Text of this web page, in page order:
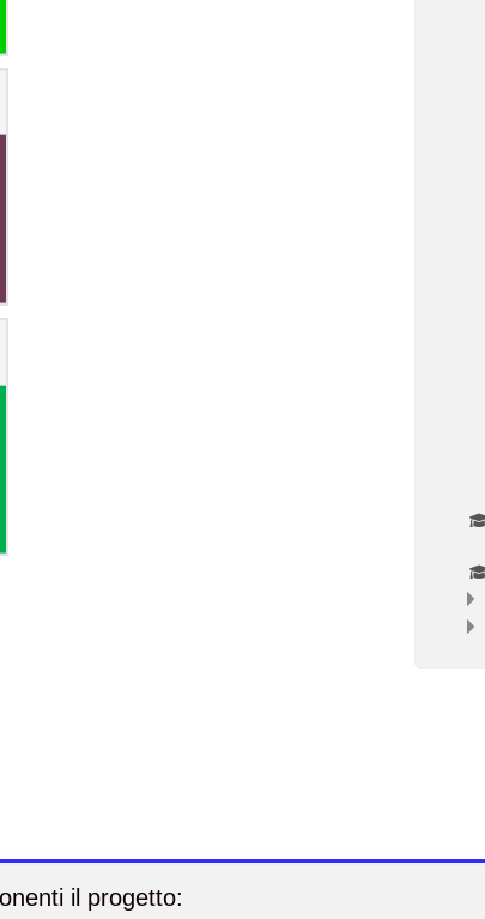
il progetto: